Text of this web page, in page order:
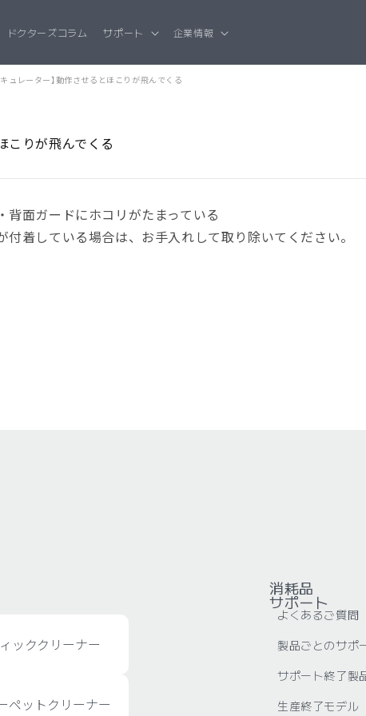
ドクターズコラム サポート 企業情報
キュレーター】動作させるとほこりが飛んでくる
こりが飛んでくる
背面ガードにホコリがたまっている
付着している場合は、お手入れして取り除いてください。
ッククリーナー
ペットクリーナー
消耗品
サポート
よくあるご質問
製品ごとのサポ
サポート終了製
生産終了モデル